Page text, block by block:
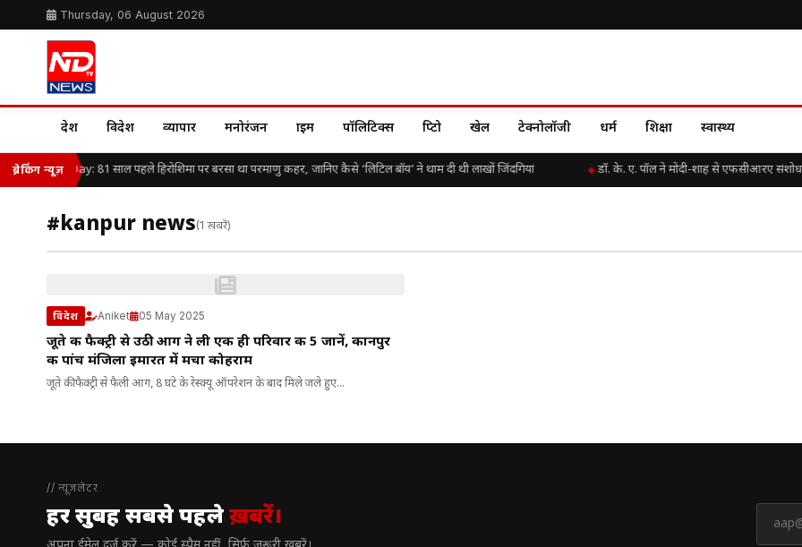
Thursday, 06 August 2026
देश विदेश व्यापार मनोरंजन क्राइम पॉलिटिक्स क्रिप्टो खेल टेक्नोलॉजी धर्म शिक्षा स्वास्थ्य
ब्रेकिंग न्यूज़
Hiroshima Day: 81 साल पहले हिरोशिमा पर बरसा था परमाणु कहर, जानिए कैसे ‘लिटिल बॉय’ ने थाम दी थी लाखों जिंदगियां डॉ. के. ए. पॉल ने मोदी-शाह से एफसीआरए
#kanpur news(1 खबरें)
विदेश Aniket 05 May 2025
जूते की फैक्ट्री से उठी आग ने ली एक ही परिवार की 5 जानें, कानपुर
की पांच मंजिला इमारत में मचा कोहराम
जूते की फैक्ट्री से फैली आग, 8 घंटे के रेस्क्यू ऑपरेशन के बाद मिले जले हुए...
// न्यूज़लेटर
हर सुबह सबसे पहलेख़बरें।